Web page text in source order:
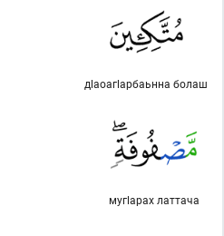
дlаоагlарбаьнна болаш
мугlарах латтача